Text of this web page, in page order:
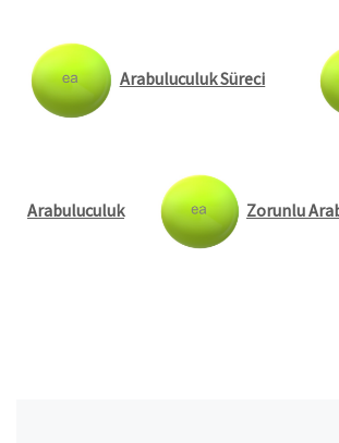
Arabuluculuk Süreci
Arabuluculuk Zorunlu